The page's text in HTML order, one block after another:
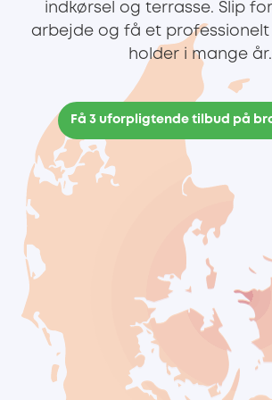
indkørsel og terrasse. Slip
arbejde og få et professionelt
holder i mange år.
Få 3 uforpligtende tilbud på